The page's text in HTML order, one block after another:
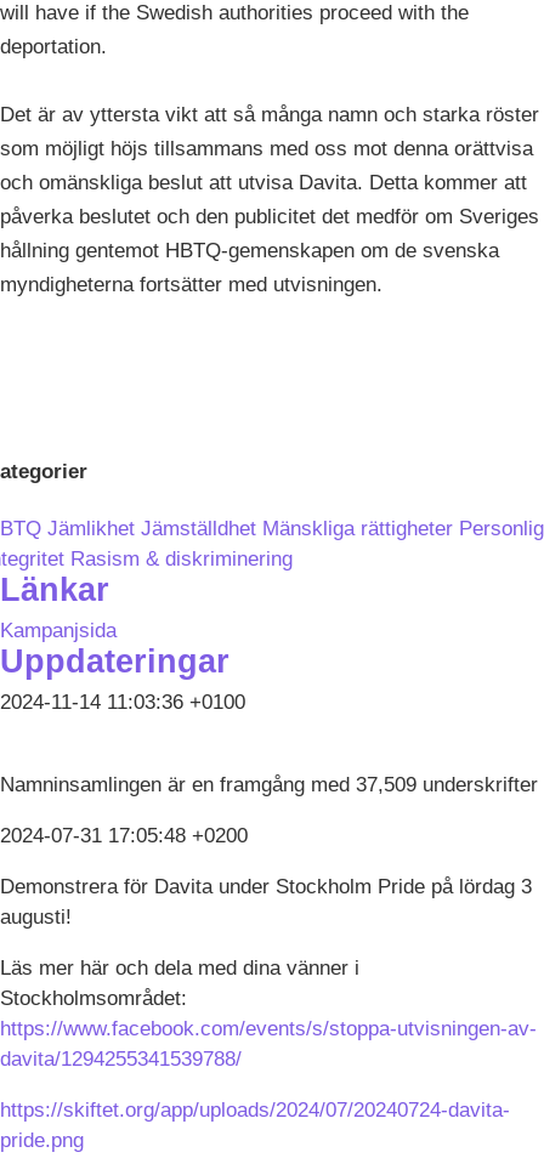
will have if the Swedish authorities proceed with the
deportation.
Det är av yttersta vikt att så många namn och starka röster
som möjligt höjs tillsammans med oss mot denna orättvisa
och omänskliga beslut att utvisa Davita. Detta kommer att
påverka beslutet och den publicitet det medför om Sveriges
hållning gentemot HBTQ-gemenskapen om de svenska
myndigheterna fortsätter med utvisningen.
Jämlikhet Jämställdhet Mänskliga rättigheter Personlig
Rasism & diskriminering
Länkar
Kampanjsida
Uppdateringar
2024-11-14 11:03:36 +0100
Namninsamlingen är en framgång med 37,509 underskrifter
2024-07-31 17:05:48 +0200
Demonstrera för Davita under Stockholm Pride på lördag 3
augusti!
Läs mer här och dela med dina vänner i
Stockholmsområdet:
https://www.facebook.com/events/s/stoppa-utvisningen-av-
davita/1294255341539788/
https://skiftet.org/app/uploads/2024/07/20240724-davita-
pride.png